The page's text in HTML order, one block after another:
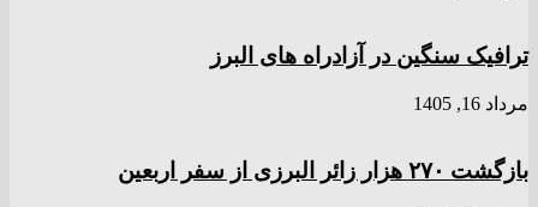
ترافیک سنگین در آزادراه های البرز
مرداد 16, 1405
بازگشت ۲۷۰ هزار زائر البرزی از سفر اربعین